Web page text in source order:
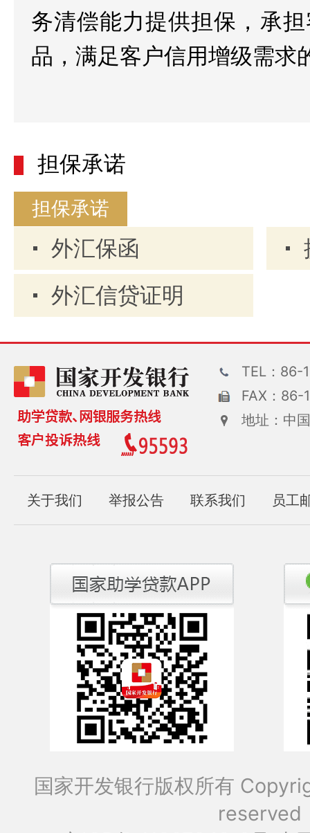
务清偿能力提供担保，承
品，满足客户信用增级需求
担保承诺
担保承诺
外汇保函
外汇信贷证明
TEL：86-
FAX：
地址：中
关于我们 举报公告 联系我们 员工
国家开发银行版权所有
reserved